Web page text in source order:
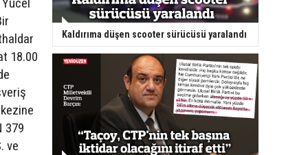
18.00
379
ve
Kaldırıma düşen scooter sürücüsü yaralandı